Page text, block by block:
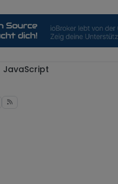
JavaScript